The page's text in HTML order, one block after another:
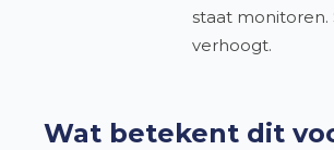
staat monitoren.
verhoogt.
Wat betekent dit